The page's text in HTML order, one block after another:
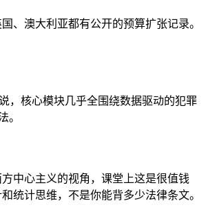
、澳大利亚都有公开的预算扩张记录。
，核心模块几乎全围绕数据驱动的犯罪
。
中心主义的视角，课堂上这是很值钱
统计思维，不是你能背多少法律条文。